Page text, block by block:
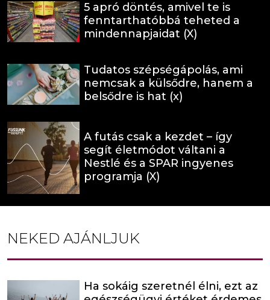
5 apró döntés, amivel te is
fenntarthatóbbá teheted a
mindennapjaidat (X)
Tudatos szépségápolás, ami
nemcsak a külsődre, hanem a
belsődre is hat (x)
A futás csak a kezdet – így
segít életmódot váltani a
Nestlé és a SPAR ingyenes
programja (X)
NEKED AJÁNLJUK
Ha sokáig szeretnél élni, ezt az